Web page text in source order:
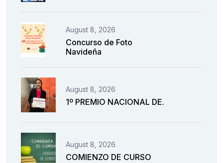
August 8, 2026
Concurso de Foto
Navideña
August 8, 2026
1º PREMIO NACIONAL DE.
August 8, 2026
COMIENZO DE CURSO